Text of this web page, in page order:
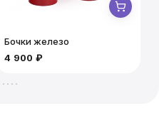
Бочки железо
4 900 ₽